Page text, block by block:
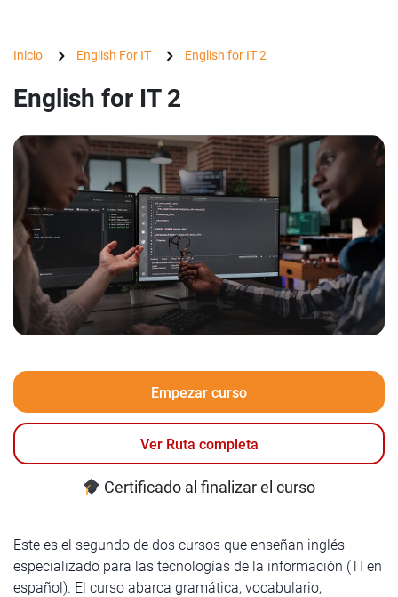
Inicio English For IT English for IT 2
English for IT 2
Empezar curso
Ver Ruta completa
Certificado al finalizar el curso
Este es el segundo de dos cursos que enseñan inglés
especializado para las tecnologías de la información (TI en
español). El curso abarca gramática, vocabulario,